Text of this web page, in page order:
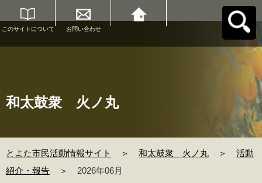
このサイトについて お問い合わせ
和太鼓衆 火ノ丸
とよた市民活動情報サイト ＞ 和太鼓衆 火ノ丸 ＞
活動
紹介・報告
＞ 2026年06月